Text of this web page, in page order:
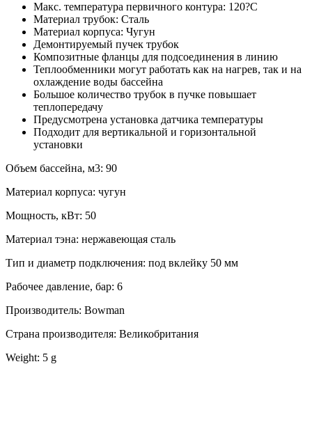
Макс. температура первичного контура: 120?C
Материал трубок: Сталь
Материал корпуса: Чугун
Демонтируемый пучек трубок
Композитные фланцы для подсоединения в линию
Теплообменники могут работать как на нагрев, так и на
охлаждение воды бассейна
Большое количество трубок в пучке повышает
теплопередачу
Предусмотрена установка датчика температуры
Подходит для вертикальной и горизонтальной
установки
Объем бассейна, м3: 90
Материал корпуса: чугун
Мощность, кВт: 50
Материал тэна: нержавеющая сталь
Тип и диаметр подключения: под вклейку 50 мм
Рабочее давление, бар: 6
Производитель: Bowman
Страна производителя: Великобритания
Weight: 5 g